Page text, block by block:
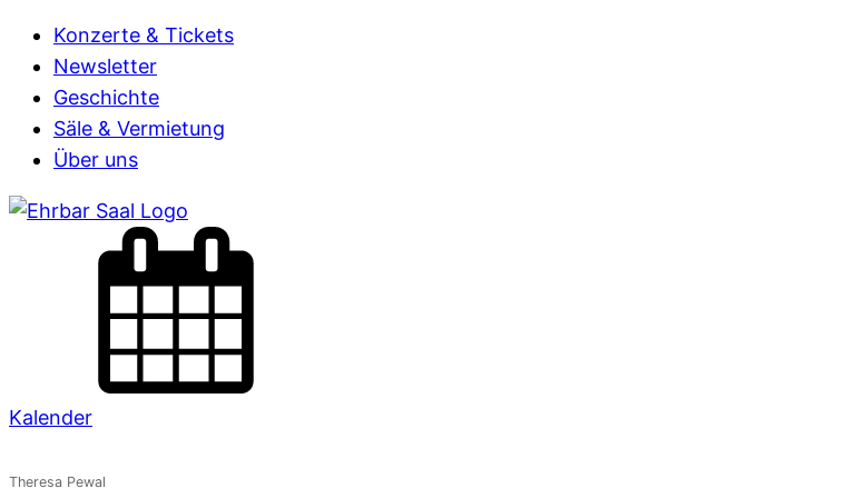
Konzerte & Tickets
Newsletter
Geschichte
Säle & Vermietung
Über uns
Kalender
Theresa Pewal